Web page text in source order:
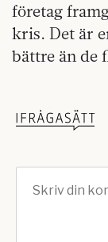
företag
kris. Det är
bättre än de